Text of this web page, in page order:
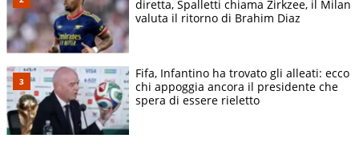
diretta, Spalletti chiama Zirkzee, il Milan
valuta il ritorno di Brahim Diaz
Fifa, Infantino ha trovato gli alleati: ecco
chi appoggia ancora il presidente che
spera di essere rieletto